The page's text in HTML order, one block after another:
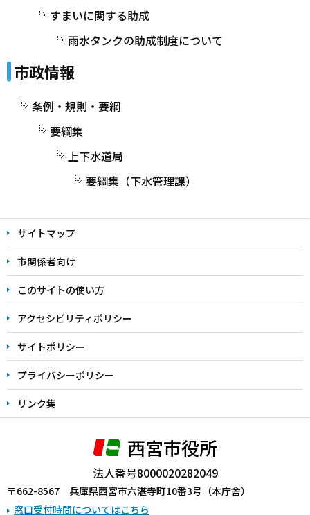
すまいに関する助成
雨水タンクの助成制度について
市政情報
条例・規則・要綱
要綱集
上下水道局
要綱集（下水管理課）
サイトマップ
市関係者向け
このサイトの使い方
アクセシビリティポリシー
サイトポリシー
プライバシーポリシー
リンク集
西宮市役所
法人番号8000020282049
〒662-8567 兵庫県西宮市六湛寺町10番3号（本庁舎）
窓口受付時間についてはこちら